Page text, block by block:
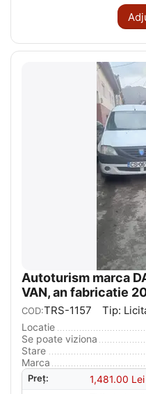
Autoturism marca
VAN, an fabricatie
COD:TRS-1157 Tip:
Locatie
Se poate viziona
Stare
Marca
Preț: 1,481.00 Lei